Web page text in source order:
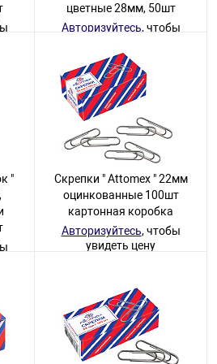
цветные 28мм, 50шт
Авторизуйтесь, чтобы
639 товаров
"
Скрепки " Attomex " 22мм
оцинкованные 100шт
картонная коробка
Авторизуйтесь, чтобы
увидеть цену